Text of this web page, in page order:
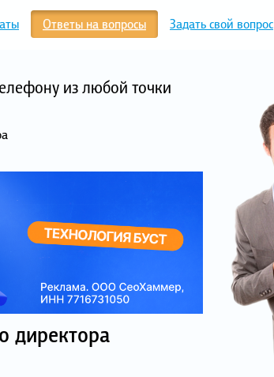
Ответы на вопросы Задать свой вопрос
из любой точки
директора